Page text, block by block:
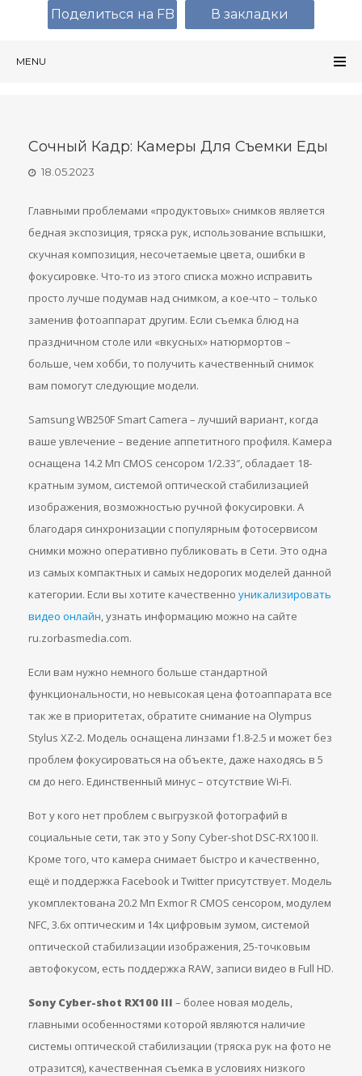
MENU
Сочный Кадр: Камеры Для Съемки Еды
18.05.2023
Главными проблемами «продуктовых» снимков является
бедная экспозиция, тряска рук, использование вспышки,
скучная композиция, несочетаемые цвета, ошибки в
фокусировке. Что-то из этого списка можно исправить
просто лучше подумав над снимком, а кое-что – только
заменив фотоаппарат другим. Если съемка блюд на
праздничном столе или «вкусных» натюрмортов –
больше, чем хобби, то получить качественный снимок
вам помогут следующие модели.
Samsung WB250F Smart Camera – лучший вариант, когда
ваше увлечение – ведение аппетитного профиля. Камера
оснащена 14.2 Мп CMOS сенсором 1/2.33″, обладает 18-
кратным зумом, системой оптической стабилизацией
изображения, возможностью ручной фокусировки. А
благодаря синхронизации с популярным фотосервисом
снимки можно оперативно публиковать в Сети. Это одна
из самых компактных и самых недорогих моделей данной
категории. Если вы хотите качественно уникализировать
видео онлайн, узнать информацию можно на сайте
ru.zorbasmedia.com.
Если вам нужно немного больше стандартной
функциональности, но невысокая цена фотоаппарата все
так же в приоритетах, обратите снимание на Olympus
Stylus XZ-2. Модель оснащена линзами f1.8-2.5 и может без
проблем фокусироваться на объекте, даже находясь в 5
см до него. Единственный минус – отсутствие Wi-Fi.
Вот у кого нет проблем с выгрузкой фотографий в
социальные сети, так это у Sony Cyber-shot DSC-RX100 II.
Кроме того, что камера снимает быстро и качественно,
ещё и поддержка Facebook и Twitter присутствует. Модель
укомплектована 20.2 Мп Exmor R CMOS сенсором, модулем
NFC, 3.6х оптическим и 14х цифровым зумом, системой
оптической стабилизации изображения, 25-точковым
автофокусом, есть поддержка RAW, записи видео в Full HD.
Sony Cyber-shot RX100 III – более новая модель,
главными особенностями которой являются наличие
системы оптической стабилизации (тряска рук на фото не
отразится), качественная съемка в условиях низкого
Поделиться на FB В закладки